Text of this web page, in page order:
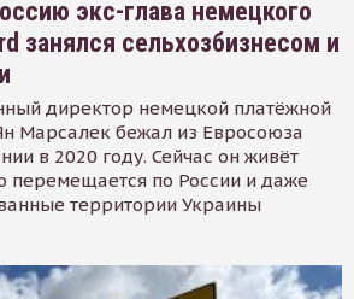
экс-глава немецкого
занялся сельхозбизнесом и
директор немецкой платёжной
Марсалек бежал из Евросоюза
в 2020 году. Сейчас он живёт
перемещается по России и даже
территории Украины